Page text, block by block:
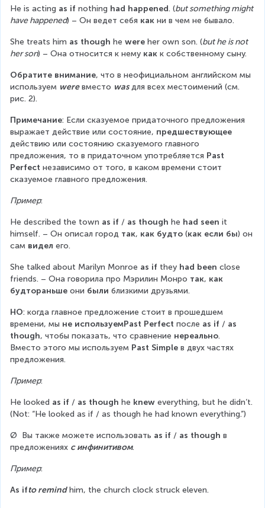
He is acting as if nothing had happened. (but something might
have happened) – Он ведет себя как ни в чем не бывало.
She treats him as though he were her own son. (but he is not
her son) – Она относится к нему как к собственному сыну.
Обратите внимание, что в неофициальном английском мы
используем were вместо was для всех местоимений (см.
рис. 2).
Примечание: Если сказуемое придаточного предложения
выражает действие или состояние, предшествующее
действию или состоянию сказуемого главного
предложения, то в придаточном употребляется Past
Perfect независимо от того, в каком времени стоит
сказуемое главного предложения.
Пример:
He described the town as if / as though he had seen it
himself. – Он описал город так, как будто (как если бы) он
сам видел его.
She talked about Marilyn Monroe as if they had been close
friends. – Она говорила про Мэрилин Монро так, как
будтораньше они были близкими друзьями.
НО: когда главное предложение стоит в прошедшем
времени, мы не используемPast Perfect после as if / as
though, чтобы показать, что сравнение нереально.
Вместо этого мы используем Past Simple в двух частях
предложения.
Пример:
He looked as if / as though he knew everything, but he didn’t.
(Not: “He looked as if / as though he had known everything.”)
Ø  Вы также можете использовать as if / as though в
предложениях с инфинитивом.
Пример:
As ifto remind him, the church clock struck eleven.